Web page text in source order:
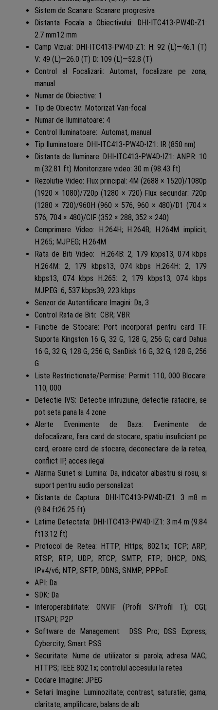
Sistem de Scanare: Scanare progresiva
Distanta Focala a Obiectivului: DHI-ITC413-PW4D-Z1:
2.7 mm12 mm
Camp Vizual: DHI-ITC413-PW4D-Z1: H: 92 (L)—46.1 (T)
V: 49 (L)—26.0 (T) D: 109 (L)—52.8 (T)
Control al Focalizarii: Automat, focalizare pe zona,
manual
Numar de Obiective: 1
Tip de Obiectiv: Motorizat Vari-focal
Numar de Iluminatoare: 4
Control Iluminatoare: Automat, manual
Tip Iluminatoare: DHI-ITC413-PW4D-IZ1: IR (850 nm)
Distanta de Iluminare: DHI-ITC413-PW4D-IZ1: ANPR: 10
m (32.81 ft) Monitorizare video: 30 m (98.43 ft)
Rezolutie Video: Flux principal: 4M (2688 × 1520)/1080p
(1920 × 1080)/720p (1280 × 720) Flux secundar: 720p
(1280 × 720)/960H (960 × 576, 960 × 480)/D1 (704 ×
576, 704 × 480)/CIF (352 × 288, 352 × 240)
Comprimare Video: H.264H; H.264B; H.264M implicit;
H.265; MJPEG; H.264M
Rata de Biti Video: H.264B: 2, 179 kbps13, 074 kbps
H.264M: 2, 179 kbps13, 074 kbps H.264H: 2, 179
kbps13, 074 kbps H.265: 2, 179 kbps13, 074 kbps
MJPEG: 6, 537 kbps39, 223 kbps
Senzor de Autentificare Imagini: Da, 3
Control Rata de Biti: CBR; VBR
Functie de Stocare: Port incorporat pentru card TF.
Suporta Kingston 16 G, 32 G, 128 G, 256 G; card Dahua
16 G, 32 G, 128 G, 256 G; SanDisk 16 G, 32 G, 128 G, 256
G
Liste Restrictionate/Permise: Permit: 110, 000 Blocare:
110, 000
Detectie IVS: Detectie intruziune, detectie ratacire, se
pot seta pana la 4 zone
Alerte Evenimente de Baza: Evenimente de
defocalizare, fara card de stocare, spatiu insuficient pe
card, eroare card de stocare, deconectare de la retea,
conflict IP, acces ilegal
Alarma Sunet si Lumina: Da, indicator albastru si rosu, si
suport pentru audio personalizat
Distanta de Captura: DHI-ITC413-PW4D-IZ1: 3 m8 m
(9.84 ft26.25 ft)
Latime Detectata: DHI-ITC413-PW4D-IZ1: 3 m4 m (9.84
ft13.12 ft)
Protocol de Retea: HTTP; Https; 802.1x; TCP; ARP;
RTSP; RTP; UDP; RTCP; SMTP; FTP; DHCP; DNS;
IPv4/v6; NTP; SFTP; DDNS; SNMP; PPPoE
API: Da
SDK: Da
Interoperabilitate: ONVIF (Profil S/Profil T); CGI;
ITSAPI; P2P
Software de Management: DSS Pro; DSS Express;
Cybercity; Smart PSS
Securitate: Nume de utilizator si parola; adresa MAC;
HTTPS; IEEE 802.1x; controlul accesului la retea
Codare Imagine: JPEG
Setari Imagine: Luminozitate; contrast; saturatie; gama;
claritate; amplificare; balans de alb